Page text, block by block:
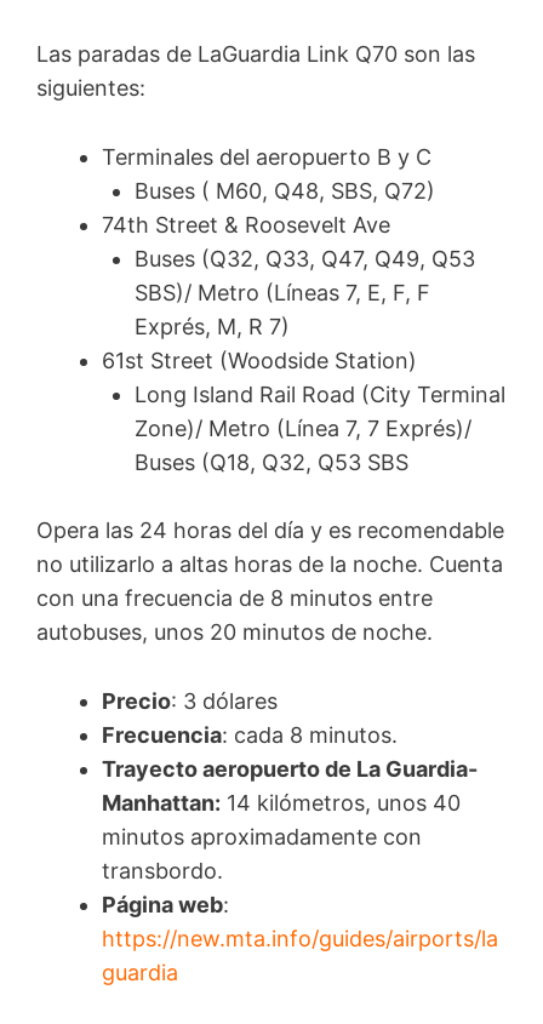
Las paradas de LaGuardia Link Q70 son las
siguientes:
Terminales del aeropuerto B y C
Buses ( M60, Q48, SBS, Q72)
74th Street & Roosevelt Ave
Buses (Q32, Q33, Q47, Q49, Q53
SBS)/ Metro (Líneas 7, E, F, F
Exprés, M, R 7)
61st Street (Woodside Station)
Long Island Rail Road (City Terminal
Zone)/ Metro (Línea 7, 7 Exprés)/
Buses (Q18, Q32, Q53 SBS
Opera las 24 horas del día y es recomendable
no utilizarlo a altas horas de la noche. Cuenta
con una frecuencia de 8 minutos entre
autobuses, unos 20 minutos de noche.
Precio: 3 dólares
Frecuencia: cada 8 minutos.
Trayecto aeropuerto de La Guardia-
Manhattan: 14 kilómetros, unos 40
minutos aproximadamente con
transbordo.
Página web:
https://new.mta.info/guides/airports/la
guardia